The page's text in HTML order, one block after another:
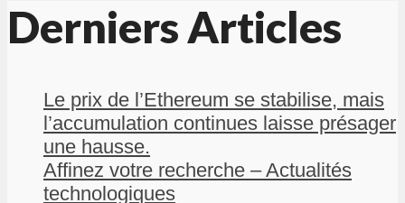
Derniers Articles
Le prix de l’Ethereum se stabilise, mais
l’accumulation continues laisse présager
une hausse.
Affinez votre recherche – Actualités
technologiques